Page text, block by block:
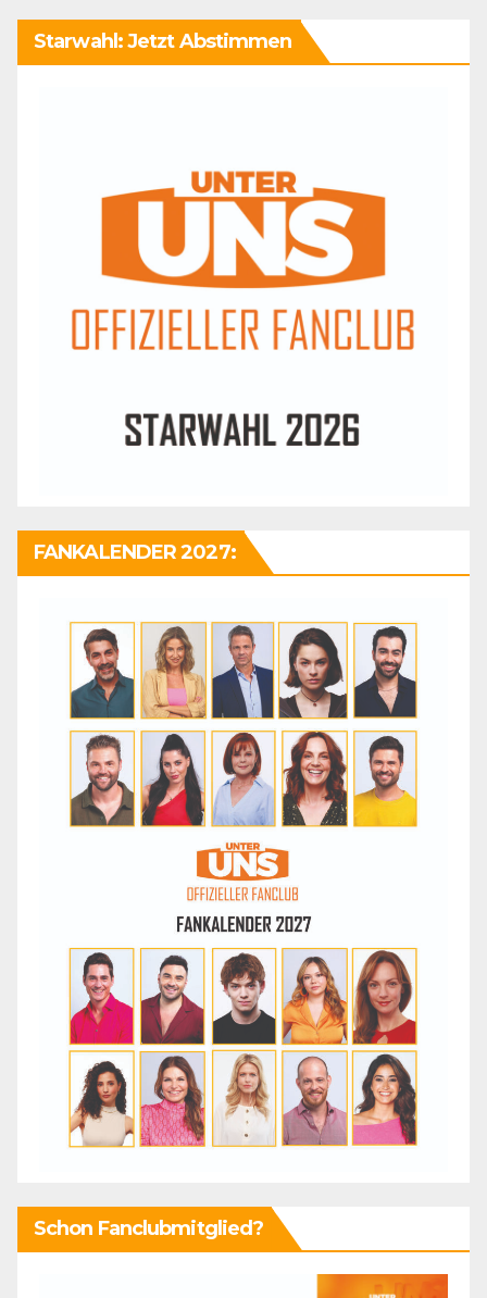
Starwahl: Jetzt Abstimmen
FANKALENDER 2027:
Schon Fanclubmitglied?